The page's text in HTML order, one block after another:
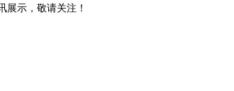
示，敬请关注！